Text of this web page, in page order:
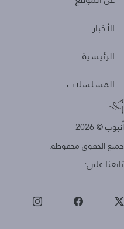
الأخبار
الرئيسية
المسلسلات
أُنبوب © 2026
جميع الحقوق محفوظة.
تابعنا على: